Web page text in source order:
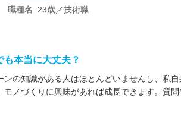
職種名 23歳／技術職
も本当に大丈夫？
ンの知識がある人はほとんどいませんし、私
モノづくりに興味があれば成長できます。質